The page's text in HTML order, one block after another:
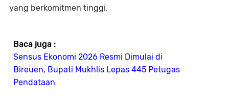
yang berkomitmen tinggi.
Baca juga :
Sensus Ekonomi 2026 Resmi Dimulai di
Bireuen, Bupati Mukhlis Lepas 445 Petugas
Pendataan